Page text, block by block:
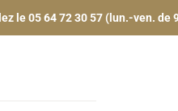
le 05 64 72 30 57 (lun.-ven. de